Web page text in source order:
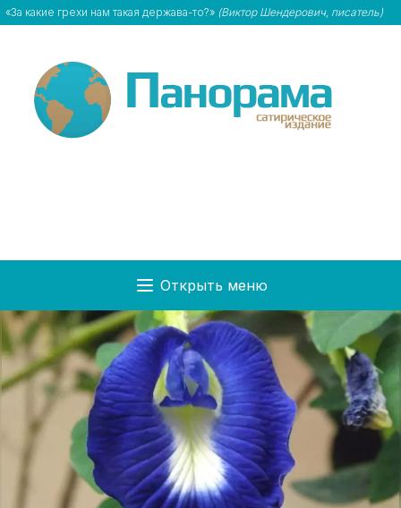
«За какие грехи нам такая держава-то?» (Виктор Шендерович, писатель)
Открыть меню